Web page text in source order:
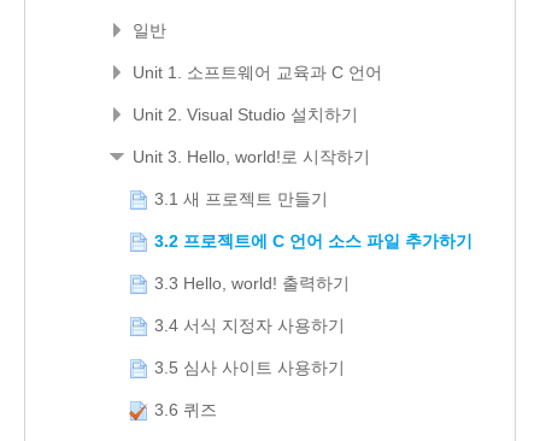
일반
Unit 1. 소프트웨어 교육과 C 언어
Unit 2. Visual Studio 설치하기
Unit 3. Hello, world!로 시작하기
3.1 새 프로젝트 만들기
3.2 프로젝트에 C 언어 소스 파일 추가하기
3.3 Hello, world! 출력하기
3.4 서식 지정자 사용하기
3.5 심사 사이트 사용하기
3.6 퀴즈